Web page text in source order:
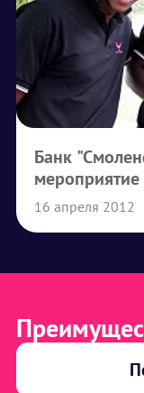
Банк
мероприятие
16 апреля 2012